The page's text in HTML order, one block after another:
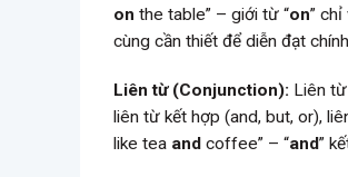
on the table” – giới từ “on”
cùng cần thiết để diễn đạt
Liên từ (Conjunction): Liên
liên từ kết hợp (and, but, or),
like tea and coffee” – “and”